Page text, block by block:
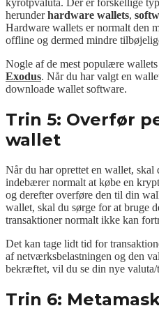
kyrotpvaluta. Der er forskellige
herunderhardware wallets,
Hardware wallets er normalt den
offline og dermed mindre
Nogle af de mest populære
Exodus. Når du har valgt en
downloade wallet software.
Trin 5: Overfør
wallet
Når du har oprettet en wallet,
indebærer normalt at købe en
og derefter overføre den til din
wallet, skal du sørge for at bruge
transaktioner normalt ikke kan
Det kan tage lidt tid for
af netværksbelastningen og den
bekræftet, vil du se din nye
Trin 6: